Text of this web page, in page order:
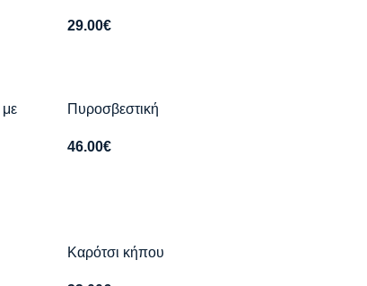
29.00€
Πυροσβεστική
46.00€
Καρότσι κήπου